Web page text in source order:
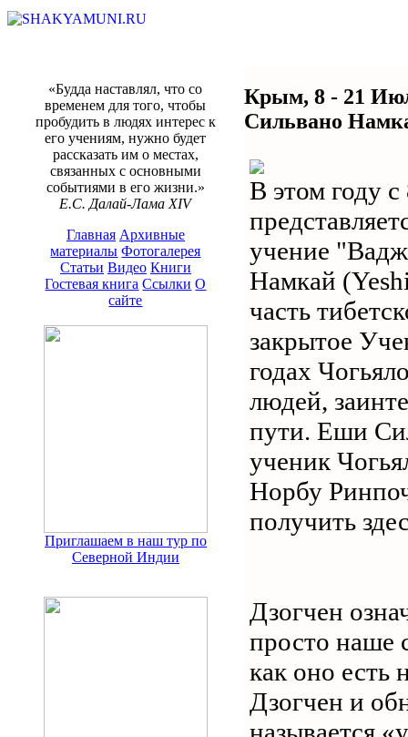
«Будда наставлял, что со
временем для того, чтобы
пробудить в людях интерес к
его учениям, нужно будет
рассказать им о местах,
связанных с основными
событиями в его жизни.»
Е.С. Далай-Лама XIV
Главная Архивные
материалы Фотогалерея
Статьи Видео Книги
Гостевая книга Ссылки О
сайте
Приглашаем в наш тур по
Северной Индии
Крым, 8 - 21
Сильвано
В этом году
учение
Намкай
часть
закрытое
годах
людей,
пути. Еши
ученик
Норбу
получить
Дзогчен
просто наше
как оно есть
Дзогчен и